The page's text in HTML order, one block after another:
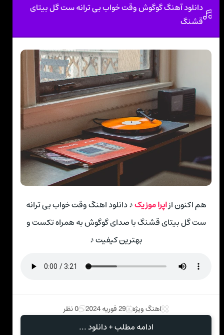
دانلود آهنگ گوگوش وقت خواب بی ترانه ست گل بیتای
قشنگ
هم اکنون ازاپرا موزیک♪ دانلود اهنگ وقت خواب بی ترانه
ست گل بیتای قشنگ با صدای گوگوش به همراه تکست و
بهترین کیفیت ♪
اهنگ ویژه 29 فوریه 2024 0 نظر
ادامه مطلب + دانلود ...